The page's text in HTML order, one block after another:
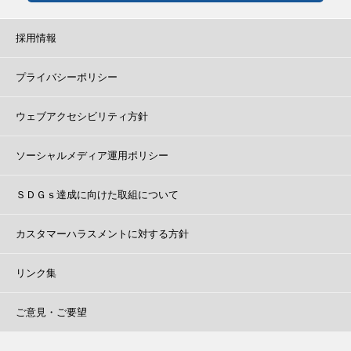
採用情報
プライバシーポリシー
ウェブアクセシビリティ方針
ソーシャルメディア運用ポリシー
ＳＤＧｓ達成に向けた取組について
カスタマーハラスメントに対する方針
リンク集
ご意見・ご要望